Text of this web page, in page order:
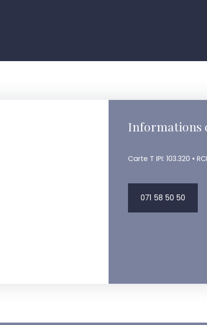
Informations
Carte T IPI: 103.320 •
071 58 50 50